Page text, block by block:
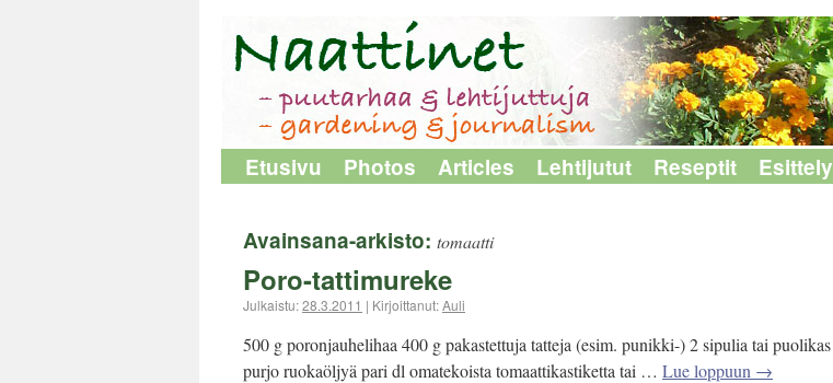
Etusivu Photos Articles Lehtijutut Reseptit Esittely
Avainsana-arkisto: tomaatti
Poro-tattimureke
Julkaistu:28.3.2011 | Kirjoittanut:Auli
500 g poronjauhelihaa 400 g pakastettuja tatteja (esim. punikki-) 2 sipulia tai puolikas
purjo ruokaöljyä pari dl omatekoista tomaattikastiketta tai … Lue loppuun →